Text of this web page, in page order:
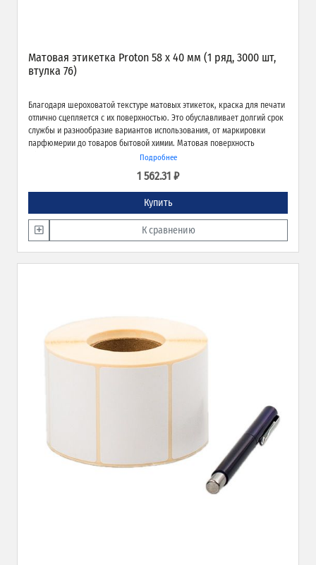
Матовая этикетка Proton 58 х 40 мм (1 ряд, 3000 шт,
втулка 76)
Благодаря шероховатой текстуре матовых этикеток, краска для печати
отлично сцепляется с их поверхностью. Это обуславливает долгий срок
службы и разнообразие вариантов использования, от маркировки
парфюмерии до товаров бытовой химии. Матовая поверхность
обеспечивает превосходное качество печати и широкие возможности
Подробнее
1 562.31 ₽
Купить
К сравнению